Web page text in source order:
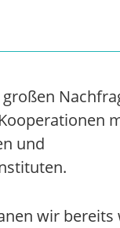
und
wir bereits